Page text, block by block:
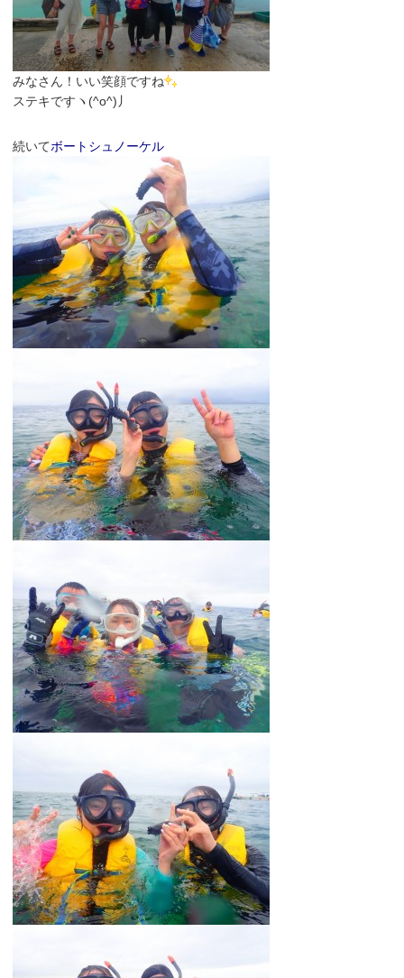
みなさん！いい笑顔ですね
ステキですヽ(^o^)丿
続いてボートシュノーケル